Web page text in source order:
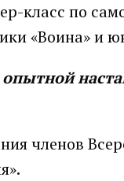
класс по
«Воина» и
опытной
членов